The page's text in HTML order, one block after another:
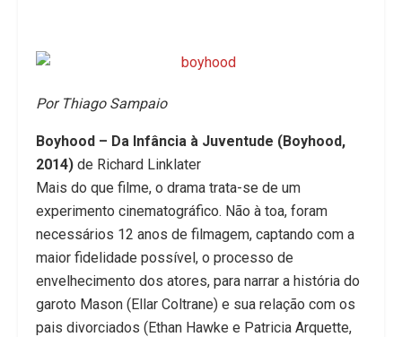
Por Thiago Sampaio
Boyhood – Da Infância à Juventude (Boyhood,
2014) de Richard Linklater
Mais do que filme, o drama trata-se de um
experimento cinematográfico. Não à toa, foram
necessários 12 anos de filmagem, captando com a
maior fidelidade possível, o processo de
envelhecimento dos atores, para narrar a história do
garoto Mason (Ellar Coltrane) e sua relação com os
pais divorciados (Ethan Hawke e Patricia Arquette,